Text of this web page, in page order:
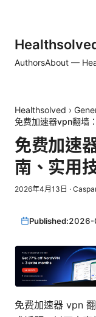
AuthorsAbout —
Healthsolved ›
免费加速器vpn翻墙
免费加速
南、实用
2026年4月13日 ·
Published:
免费加速器 vpn